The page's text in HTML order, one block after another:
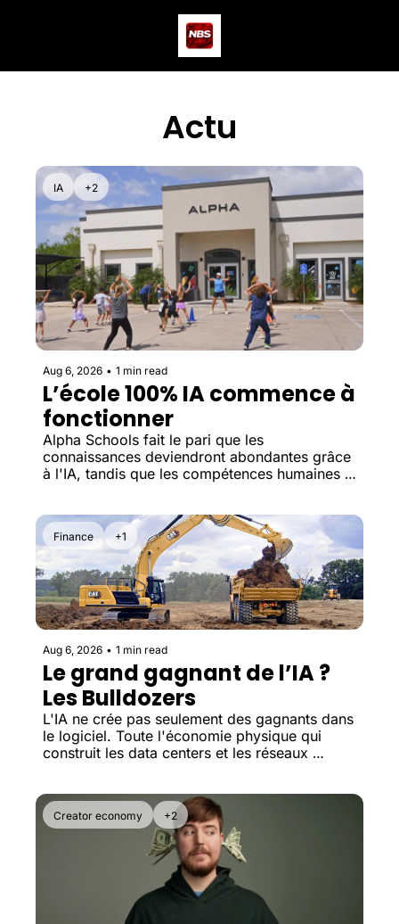
Actu
IA +2
Aug 6, 2026 • 1 min read
L’école 100% IA commence à
fonctionner
Alpha Schools fait le pari que les
connaissances deviendront abondantes grâce
à l'IA, tandis que les compétences humaines
Finance +1
Aug 6, 2026 • 1 min read
Le grand gagnant de l’IA ?
Les Bulldozers
L'IA ne crée pas seulement des gagnants dans
le logiciel. Toute l'économie physique qui
construit les data centers et les réseaux
Creator economy +2